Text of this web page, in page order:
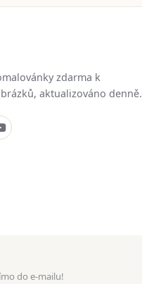
zdarma k
aktualizováno denně.
do e-mailu!